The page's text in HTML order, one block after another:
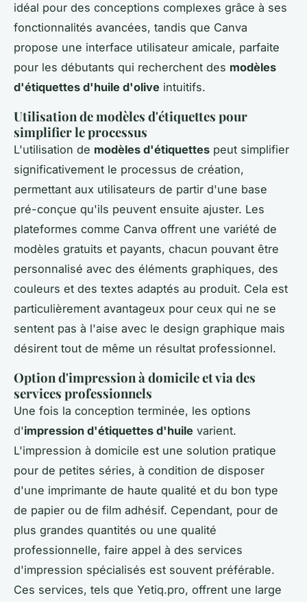
idéal pour des conceptions complexes grâce à ses
fonctionnalités avancées, tandis que Canva
propose une interface utilisateur amicale, parfaite
pour les débutants qui recherchent des modèles
d'étiquettes d'huile d'olive intuitifs.
Utilisation de modèles d'étiquettes pour
simplifier le processus
L'utilisation de modèles d'étiquettes peut simplifier
significativement le processus de création,
permettant aux utilisateurs de partir d'une base
pré-conçue qu'ils peuvent ensuite ajuster. Les
plateformes comme Canva offrent une variété de
modèles gratuits et payants, chacun pouvant être
personnalisé avec des éléments graphiques, des
couleurs et des textes adaptés au produit. Cela est
particulièrement avantageux pour ceux qui ne se
sentent pas à l'aise avec le design graphique mais
désirent tout de même un résultat professionnel.
Option d'impression à domicile et via des
services professionnels
Une fois la conception terminée, les options
d'impression d'étiquettes d'huile varient.
L'impression à domicile est une solution pratique
pour de petites séries, à condition de disposer
d'une imprimante de haute qualité et du bon type
de papier ou de film adhésif. Cependant, pour de
plus grandes quantités ou une qualité
professionnelle, faire appel à des services
d'impression spécialisés est souvent préférable.
Ces services, tels que Yetiq.pro, offrent une large